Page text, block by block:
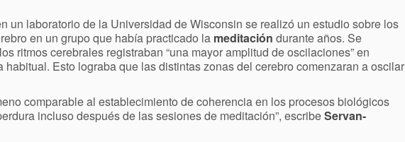
un laboratorio de la Universidad de Wisconsin se realizó un estudio sobre los
en un grupo que había practicado la meditación durante años. Se
ritmos cerebrales registraban “una mayor amplitud de oscilaciones” en
Esto lograba que las distintas zonas del cerebro comenzaran a oscilar
comparable al establecimiento de coherencia en los procesos biológicos
incluso después de las sesiones de meditación”, escribeServan-